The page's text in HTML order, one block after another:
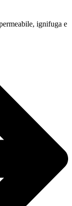
ignifuga e